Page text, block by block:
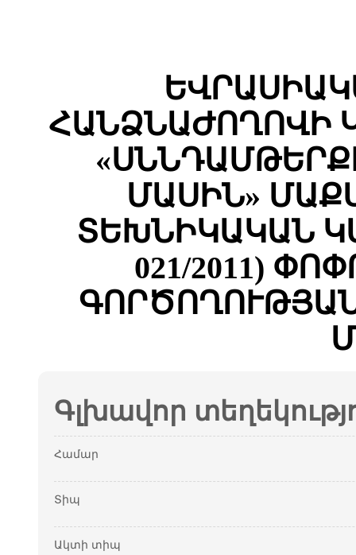
ՀԱՆՁՆԱԺՈՂՈՎԻ
ՄԱՍԻՆ»
ՏԵԽՆԻԿԱԿԱՆ
021/2011)
Գլխավոր
Համար
Տիպ
Ակտի տիպ